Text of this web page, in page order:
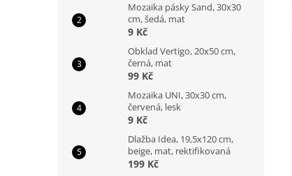
Mozaika pásky Sand, 30x30
cm, šedá, mat
9 Kč
Obklad Vertigo, 20x50 cm,
černá, mat
99 Kč
Mozaika UNI, 30x30 cm,
červená, lesk
9 Kč
Dlažba Idea, 19,5x120 cm,
beige, mat, rektifikovaná
199 Kč